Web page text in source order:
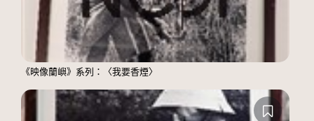
《映像蘭嶼》系列：〈我要香煙〉